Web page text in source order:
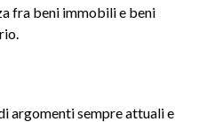
fra beni immobili e beni
argomenti sempre attuali e